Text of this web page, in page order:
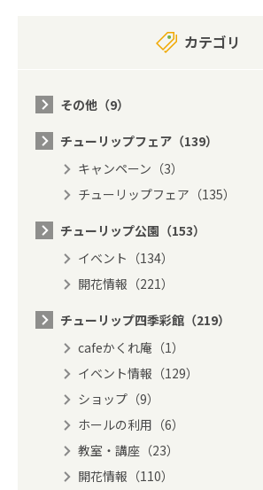
カテゴリ
その他（9）
チューリップフェア（139）
キャンペーン（3）
チューリップフェア（135）
チューリップ公園（153）
イベント（134）
開花情報（221）
チューリップ四季彩館（219）
cafeかくれ庵（1）
イベント情報（129）
ショップ（9）
ホールの利用（6）
教室・講座（23）
開花情報（110）